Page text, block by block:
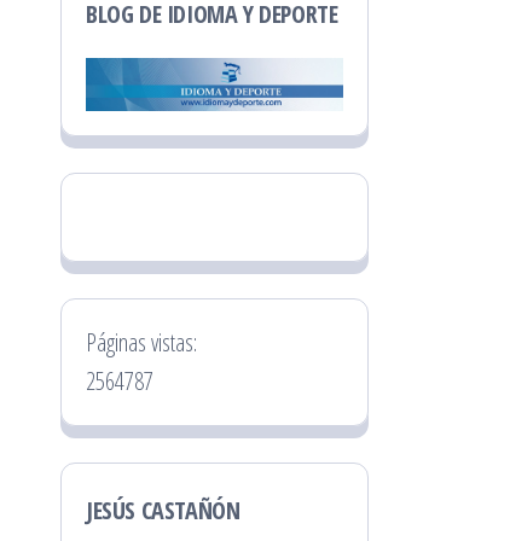
BLOG DE IDIOMA Y DEPORTE
Páginas vistas:
2564787
JESÚS CASTAÑÓN